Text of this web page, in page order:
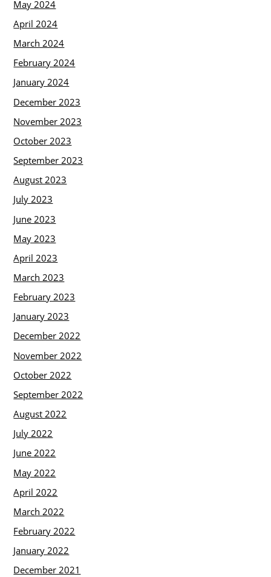
May 2024
April 2024
March 2024
February 2024
January 2024
December 2023
November 2023
October 2023
September 2023
August 2023
July 2023
June 2023
May 2023
April 2023
March 2023
February 2023
January 2023
December 2022
November 2022
October 2022
September 2022
August 2022
July 2022
June 2022
May 2022
April 2022
March 2022
February 2022
January 2022
December 2021